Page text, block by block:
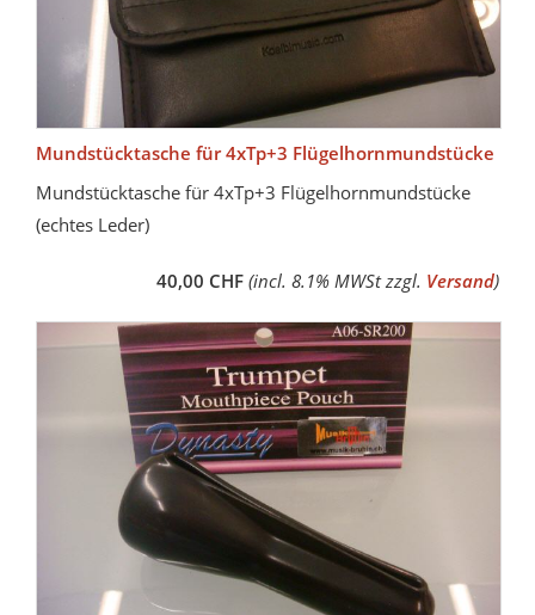
Mundstücktasche für 4xTp+3 Flügelhornmundstücke
Mundstücktasche für 4xTp+3 Flügelhornmundstücke
(echtes Leder)
40,00 CHF (incl. 8.1% MWSt zzgl. Versand)